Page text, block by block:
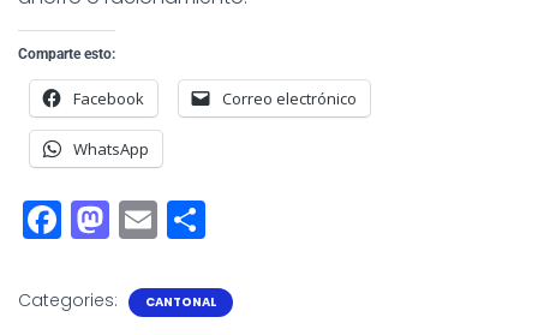
Comparte esto:
Facebook Correo electrónico
WhatsApp
F
c
M
st
E
ai a
Categories: CANTONAL